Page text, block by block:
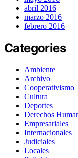
abril 2016
marzo 2016
febrero 2016
Categories
Ambiente
Archivo
Cooperativismo
Cultura
Deportes
Derechos
Empresariales
Internacionales
Judiciales
Locales